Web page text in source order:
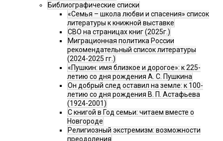
Библиографические списки
«Семья – школа любви и спасения» список
литературы к книжной выставке
СВО на страницах книг (2025г.)
Миграционная политика России
рекомендательный список литературы
(2024-2025 гг.)
«Пушкин: имя близкое и дорогое»: к 225-
летию со дня рождения А. С. Пушкина
Он добрый след оставил на земле: к 100-
летию со дня рождения В. П. Астафьева
(1924-2001)
С книгой в Год семьи: читаем вместе о
Новгороде
Религиозный экстремизм: возможности
преодоления